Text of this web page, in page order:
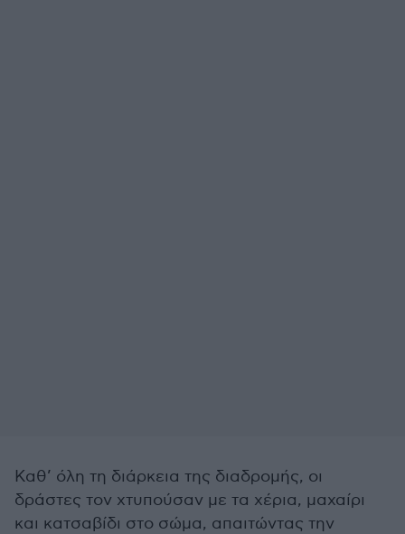
Καθ’ όλη τη διάρκεια της διαδρομής, οι
δράστες τον χτυπούσαν με τα χέρια, μαχαίρι
και κατσαβίδι στο σώμα, απαιτώντας την